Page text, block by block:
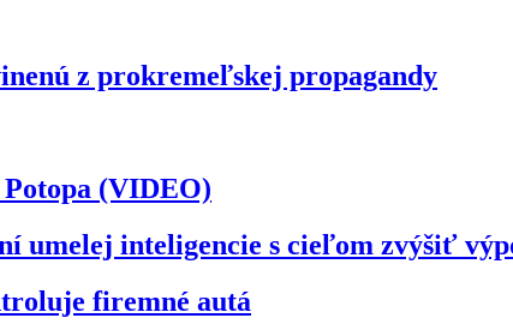
z prokremeľskej propagandy
(VIDEO)
umelej inteligencie s cieľom zvýšiť
firemné autá